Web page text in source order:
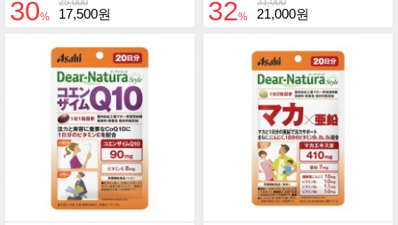
30% 17,500원 32% 21,000원